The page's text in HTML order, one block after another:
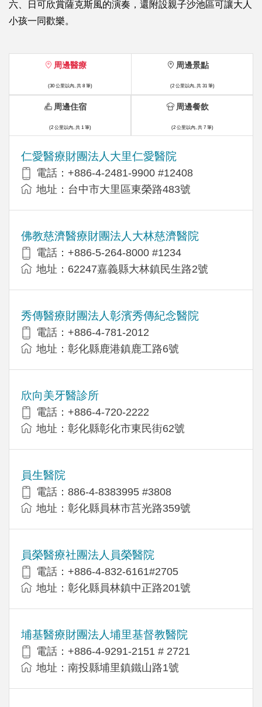
六、日可欣賞薩克斯風的演奏，還附設親子沙池區可讓大人
小孩一同歡樂。
周邊醫療
(30 公里以內, 共 8 筆)
仁愛醫療財團法人大里仁愛醫院
電話：+886-4-2481-9900 #12408
地址：台中市大里區東榮路483號
佛教慈濟醫療財團法人大林慈濟醫院
電話：+886-5-264-8000 #1234
地址：62247嘉義縣大林鎮民生路2號
秀傳醫療財團法人彰濱秀傳紀念醫院
電話：+886-4-781-2012
地址：彰化縣鹿港鎮鹿工路6號
欣向美牙醫診所
電話：+886-4-720-2222
地址：彰化縣彰化市東民街62號
員生醫院
電話：886-4-8383995 #3808
地址：彰化縣員林市莒光路359號
員榮醫療社團法人員榮醫院
電話：+886-4-832-6161#2705
地址：彰化縣員林鎮中正路201號
埔基醫療財團法人埔里基督教醫院
電話：+886-4-9291-2151 # 2721
地址：南投縣埔里鎮鐵山路1號
周邊景點
(2 公里以內, 共 31 筆)
周邊住宿
(2 公里以內, 共 1 筆)
周邊餐飲
(2 公里以內, 共 7 筆)